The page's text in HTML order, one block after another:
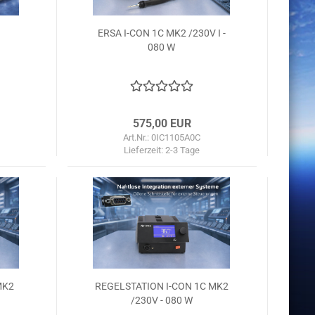
ERSA I-CON 1C MK2 /230V I -
080 W
575,00 EUR
Art.Nr.: 0IC1105A0C
Lieferzeit:2-3 Tage
REGELSTATION I-CON 1C MK2
/230V - 080 W